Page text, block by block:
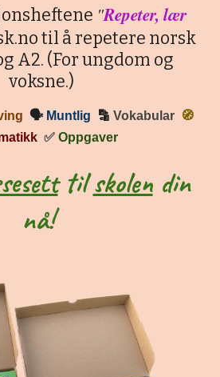
"Repeter, lær
til å repetere norsk
A2. (For ungdom og
voksne.)
🗣 Muntlig 🔡 Vokabular
🧭
✅ Oppgaver
tilskolendin
nå!